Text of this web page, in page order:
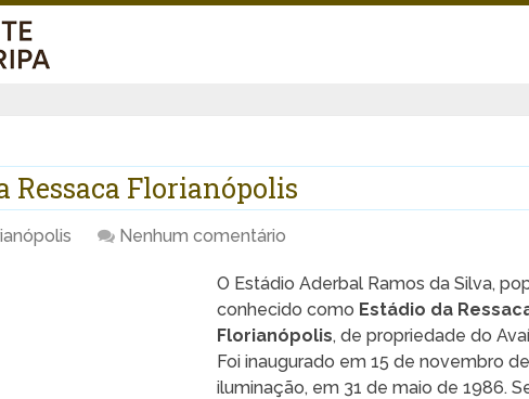
Ressaca Florianópolis
Nenhum comentário
O Estádio Aderbal Ramos da Silva,
conhecido como Estádio da
Florianópolis, de propriedade do
Foi inaugurado em 15 de novembro
iluminação, em 31 de maio de 1986.